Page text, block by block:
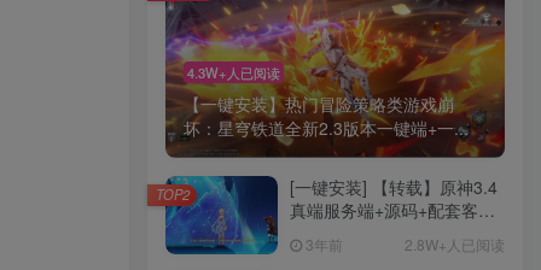
4.3W+人已阅读
【一键安装】热门冒险策略类游戏崩
坏：星穹铁道全新2.3版本一键端+一...
[一键安装] 【转载】原神3.4
真端服务端+源码+配套客户
说明文件
3年前 2.8W+人已阅读
TOP2